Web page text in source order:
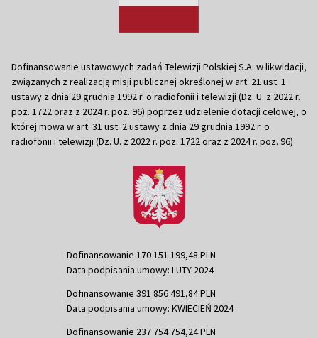
Dofinansowanie ustawowych zadań Telewizji Polskiej S.A. w likwidacji,
związanych z realizacją misji publicznej określonej w art. 21 ust. 1
ustawy z dnia 29 grudnia 1992 r. o radiofonii i telewizji (Dz. U. z 2022 r.
poz. 1722 oraz z 2024 r. poz. 96) poprzez udzielenie dotacji celowej, o
której mowa w art. 31 ust. 2 ustawy z dnia 29 grudnia 1992 r. o
radiofonii i telewizji (Dz. U. z 2022 r. poz. 1722 oraz z 2024 r. poz. 96)
Dofinansowanie 170 151 199,48 PLN
Data podpisania umowy: LUTY 2024
Dofinansowanie 391 856 491,84 PLN
Data podpisania umowy: KWIECIEŃ 2024
Dofinansowanie 237 754 754,24 PLN